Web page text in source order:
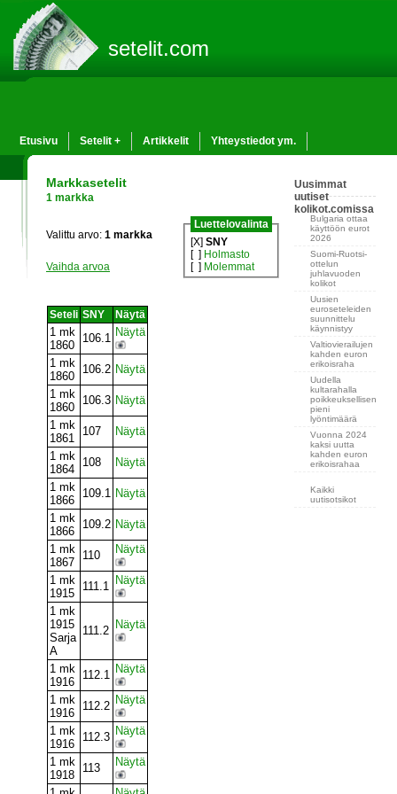
setelit.com
Etusivu Setelit + Artikkelit Yhteystiedot ym.
Markkasetelit
1 markka
Luettelovalinta
[X] SNY
[ ] Holmasto
[ ] Molemmat
Valittu arvo: 1 markka
Vaihda arvoa
Seteli SNY Näytä
1 mk
1860
106.1 Näytä
1 mk
1860
106.2 Näytä
1 mk
1860
106.3 Näytä
1 mk
1861
107
Näytä
1 mk
1864
108
Näytä
1 mk
1866
109.1 Näytä
1 mk
1866
109.2 Näytä
1 mk
1867
110 Näytä
1 mk
1915
111.1 Näytä
1 mk
1915
Sarja
A
111.2 Näytä
1 mk
1916
112.1 Näytä
1 mk
1916
112.2 Näytä
1 mk
1916
112.3 Näytä
1 mk
1918
113 Näytä
Uusimmat
uutiset
kolikot.comissa
Bulgaria ottaa
käyttöön eurot
2026
Suomi-Ruotsi-
ottelun
juhlavuoden
kolikot
Uusien
euroseteleiden
suunnittelu
käynnistyy
Valtiovierailujen
kahden euron
erikoisraha
Uudella
kultarahalla
poikkeuksellisen
pieni
lyöntimäärä
Vuonna 2024
kaksi uutta
kahden euron
erikoisrahaa
Kaikki
uutisotsikot